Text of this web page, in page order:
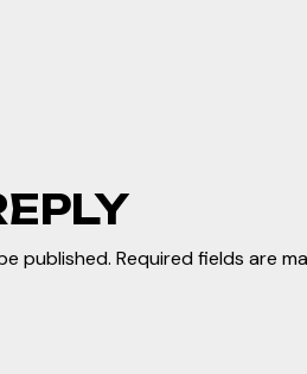
published. Required fields are